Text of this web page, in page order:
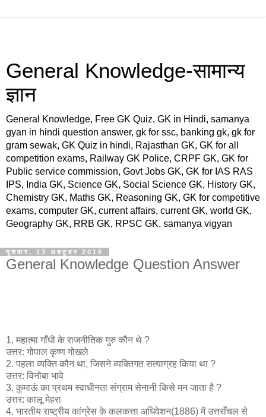
General Knowledge-सामान्य
ज्ञान
General Knowledge, Free GK Quiz, GK in Hindi, samanya
gyan in hindi question answer, gk for ssc, banking gk, gk for
gram sewak, GK Quiz in hindi, Rajasthan GK, GK for all
competition exams, Railway GK Police, CRPF GK, GK for
Public service commission, Govt Jobs GK, GK for IAS RAS
IPS, India GK, Science GK, Social Science GK, History GK,
Chemistry GK, Maths GK, Reasoning GK, GK for competitive
exams, computer GK, current affairs, current GK, world GK,
Geography GK, RRB GK, RPSC GK, samanya vigyan
गुरुवार, 13 अक्टूबर 2016
General Knowledge Question Answer
1. महात्मा गाँधी के राजनीतिक गुरु कौन थे ?
उत्तर: गोपाल कृष्ण गोखले
2. पहला व्यक्ति कौन था, जिसने व्यक्तिगत सत्याग्रह किया था ?
उत्तर: विनोबा भावे
3. कुमाऊं का प्रथम स्वाधीनता संग्राम सेनानी किसे मन जाता है ?
उत्तर: कालू मेहरा
4. भारतीय राष्ट्रीय कांग्रेस के कलकत्ता अधिवेशन(1886) में उत्तराँचल से